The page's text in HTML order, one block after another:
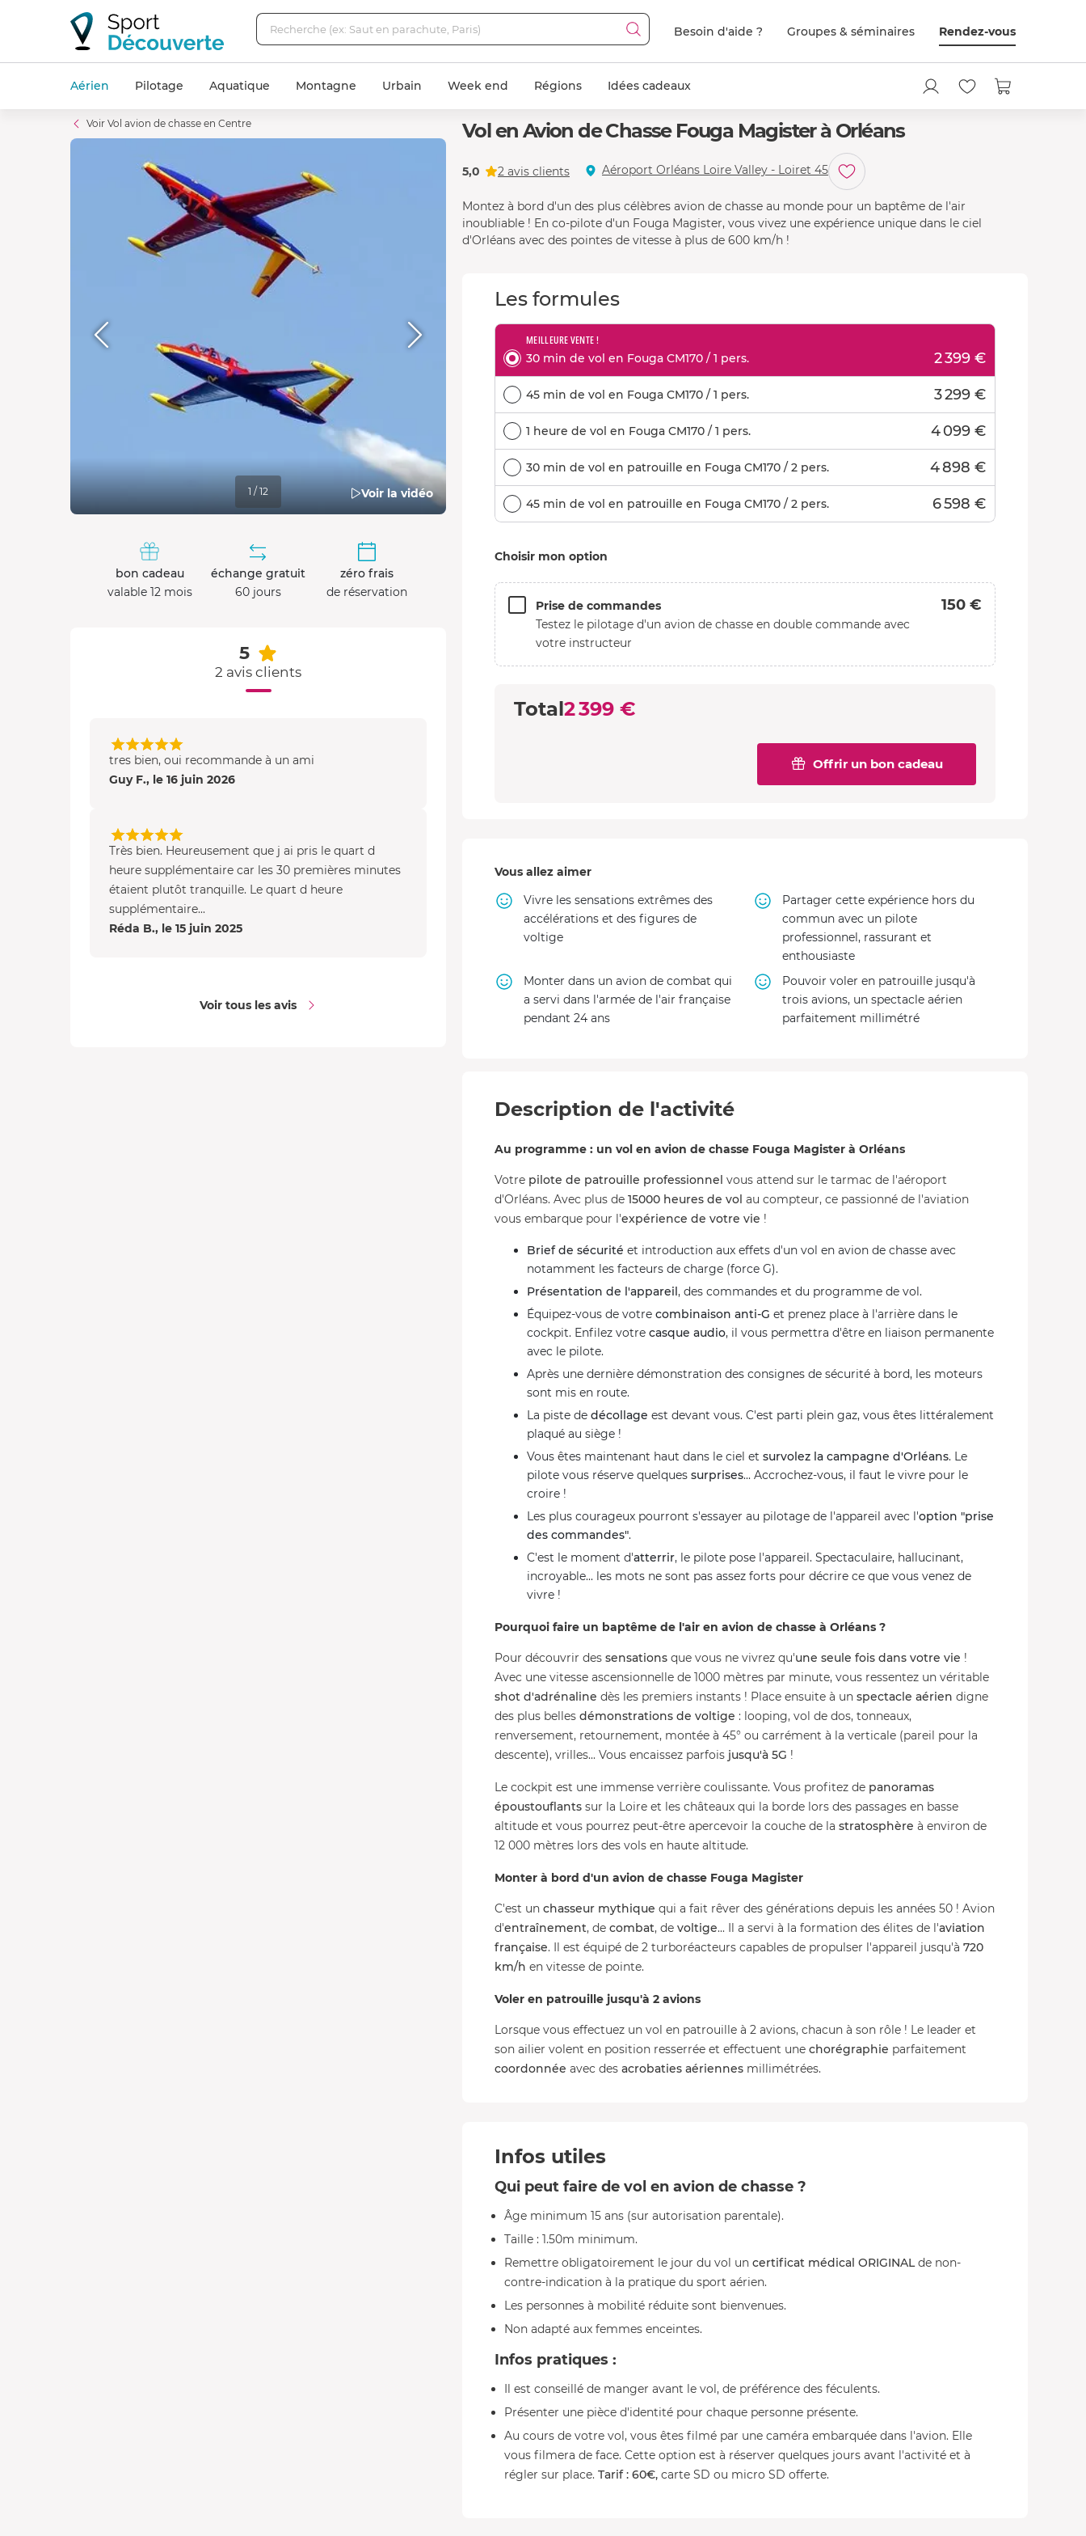
Besoin d'aide ? Groupes & séminaires Rendez-vous
Aérien Pilotage Aquatique Montagne Urbain Week end Régions Idées cadeaux
Vol en Avion de Chasse Fouga Magister à Orléans
5,0 2 avis clients Aéroport Orléans Loire Valley - Loiret 45
Montez à bord d'un des plus célèbres avion de chasse au monde pour un baptême de l'air
inoubliable ! En co-pilote d'un Fouga Magister, vous vivez une expérience unique dans le ciel
d'Orléans avec des pointes de vitesse à plus de 600 km/h !
Les formules
MEILLEURE VENTE !
30 min de vol en Fouga CM170 / 1 pers. 2 399 €
45 min de vol en Fouga CM170 / 1 pers. 3 299 €
1 heure de vol en Fouga CM170 / 1 pers. 4 099 €
30 min de vol en patrouille en Fouga CM170 / 2 pers. 4 898 €
45 min de vol en patrouille en Fouga CM170 / 2 pers. 6 598 €
Choisir mon option
Prise de commandes
Testez le pilotage d'un avion de chasse en double commande avec
votre instructeur
150 €
Total2 399 €
Offrir un bon cadeau
Vous allez aimer
Vivre les sensations extrêmes des
accélérations et des figures de
voltige
Partager cette expérience hors du
commun avec un pilote
professionnel, rassurant et
enthousiaste
Monter dans un avion de combat qui
a servi dans l'armée de l'air française
pendant 24 ans
Pouvoir voler en patrouille jusqu'à
trois avions, un spectacle aérien
parfaitement millimétré
Description de l'activité
Au programme : un vol en avion de chasse Fouga Magister à Orléans
Votre pilote de patrouille professionnel vous attend sur le tarmac de l'aéroport
d'Orléans. Avec plus de 15000 heures de vol au compteur, ce passionné de l'aviation
vous embarque pour l'expérience de votre vie !
Brief de sécurité et introduction aux effets d'un vol en avion de chasse avec
notamment les facteurs de charge (force G).
Présentation de l'appareil, des commandes et du programme de vol.
Équipez-vous de votre combinaison anti-G et prenez place à l'arrière dans le
cockpit. Enfilez votre casque audio, il vous permettra d'être en liaison permanente
avec le pilote.
Après une dernière démonstration des consignes de sécurité à bord, les moteurs
sont mis en route.
La piste de décollage est devant vous. C'est parti plein gaz, vous êtes littéralement
plaqué au siège !
Vous êtes maintenant haut dans le ciel et survolez la campagne d'Orléans. Le
pilote vous réserve quelques surprises... Accrochez-vous, il faut le vivre pour le
croire !
Les plus courageux pourront s'essayer au pilotage de l'appareil avec l'option "prise
des commandes".
C'est le moment d'atterrir, le pilote pose l'appareil. Spectaculaire, hallucinant,
incroyable... les mots ne sont pas assez forts pour décrire ce que vous venez de
vivre !
Pourquoi faire un baptême de l'air en avion de chasse à Orléans ?
Pour découvrir des sensations que vous ne vivrez qu'une seule fois dans votre vie !
Avec une vitesse ascensionnelle de 1000 mètres par minute, vous ressentez un véritable
shot d'adrénaline dès les premiers instants ! Place ensuite à un spectacle aérien digne
des plus belles démonstrations de voltige : looping, vol de dos, tonneaux,
renversement, retournement, montée à 45° ou carrément à la verticale (pareil pour la
descente), vrilles... Vous encaissez parfois jusqu'à 5G !
Le cockpit est une immense verrière coulissante. Vous profitez de panoramas
époustouflants sur la Loire et les châteaux qui la borde lors des passages en basse
altitude et vous pourrez peut-être apercevoir la couche de la stratosphère à environ de
12 000 mètres lors des vols en haute altitude.
Monter à bord d'un avion de chasse Fouga Magister
C'est un chasseur mythique qui a fait rêver des générations depuis les années 50 ! Avion
d'entraînement, de combat, de voltige... Il a servi à la formation des élites de l'aviation
française. Il est équipé de 2 turboréacteurs capables de propulser l'appareil jusqu'à 720
km/h en vitesse de pointe.
Voler en patrouille jusqu'à 2 avions
Lorsque vous effectuez un vol en patrouille à 2 avions, chacun à son rôle ! Le leader et
son ailier volent en position resserrée et effectuent une chorégraphie parfaitement
coordonnée avec des acrobaties aériennes millimétrées.
Infos utiles
Qui peut faire de vol en avion de chasse ?
Âge minimum 15 ans (sur autorisation parentale).
Taille : 1.50m minimum.
Remettre obligatoirement le jour du vol un certificat médical ORIGINALde non-
contre-indication à la pratique du sport aérien.
Les personnes à mobilité réduite sont bienvenues.
Non adapté aux femmes enceintes.
Infos pratiques :
Il est conseillé de manger avant le vol, de préférence des féculents.
Présenter une pièce d'identité pour chaque personne présente.
Au cours de votre vol, vous êtes filmé par une caméra embarquée dans l'avion. Elle
vous filmera de face. Cette option est à réserver quelques jours avant l'activité et à
régler sur place. Tarif : 60€, carte SD ou micro SD offerte.
Voir Vol avion de chasse en Centre
Voir la vidéo
1 / 12
bon cadeau
valable 12 mois
échange gratuit
60 jours
zéro frais
de réservation
5
2 avis clients
tres bien, oui recommande à un ami
Guy F., le 16 juin 2026
Très bien. Heureusement que j ai pris le quart d
heure supplémentaire car les 30 premières minutes
étaient plutôt tranquille. Le quart d heure
supplémentaire...
Réda B., le 15 juin 2025
Voir tous les avis